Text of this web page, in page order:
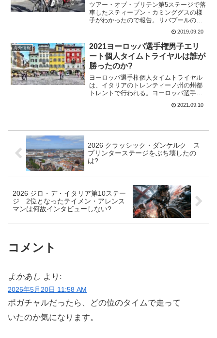
ツアー・オブ・ブリテン第5ステージで落
車したスティーブン・カミンググスの様
子がわかったので報告。リバプールの脳
神経外科で徹底的な診断を受け、胸椎の4
つの椎骨を骨折したことが判明。背骨の
骨ですから重症ですが、すでに退院して
いる。幸いなことに、...
2019.09.20
海外情報
2021ヨーロッパ選手権男子エリ
ート個人タイムトライヤルは誰が
勝ったのか?
ヨーロッパ選手権個人タイムトライヤル
は、イタリアのトレンティーノ州の州都
トレントで行われる。ヨーロッパ選手権
は1995年から行われているが、男子エリ
ートは2016年から始まっている。これま
2021.09.10
2026 クラッシック・ダンケルク ス
プリンターステージをぶち壊したの
は?
2026 ジロ・デ・イタリア第10ステー
ジ 2位となったテイメン・アレンス
マンは何故インタビューしない?
コメント
よかあし より:
2026年5月20日 11:58 AM
ポガチャルだったら、どの位のタイムで走って
いたのか気になります。